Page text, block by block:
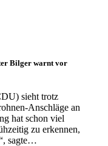
Bilger warnt vor
sieht trotz
Anschläge an
hat schon viel
zu erkennen,
sagte…